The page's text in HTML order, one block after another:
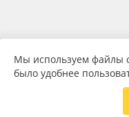
Мы используем файлы
было удобнее